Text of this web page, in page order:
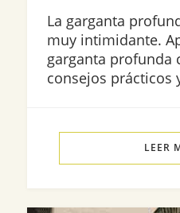
La garganta
muy intimidante.
garganta profunda
consejos prácticos
LEER